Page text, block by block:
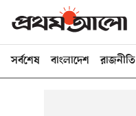
সর্বশেষ বাংলাদেশ রাজনীতি